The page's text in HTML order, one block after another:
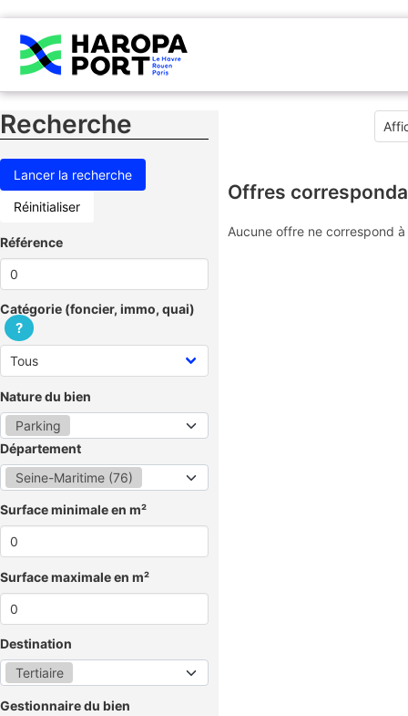
Recherche
Réinitialiser
Référence
Catégorie (foncier, immo, quai)
?
Nature du bien
Parking
Département
Seine-Maritime (76)
Surface minimale en m²
Surface maximale en m²
Destination
Tertiaire
Gestionnaire du bien
Offres
Aucune offre ne correspond